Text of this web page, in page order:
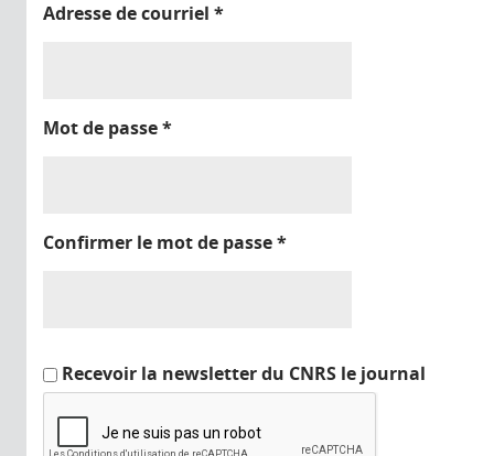
Adresse de courriel *
Mot de passe*
Confirmer le mot de passe*
Recevoir la newsletter du CNRS le journal